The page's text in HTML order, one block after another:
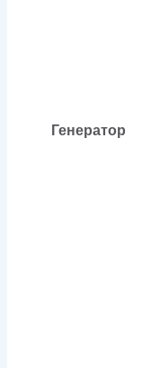
Генератор